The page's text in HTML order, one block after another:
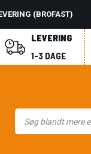
(BROFAST)
LEVERING
1-3 DAGE